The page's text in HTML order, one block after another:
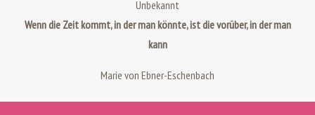
Unbekannt
Wenn die Zeit kommt, in der man könnte, ist die vorüber, in der man
kann
Marie von Ebner-Eschenbach